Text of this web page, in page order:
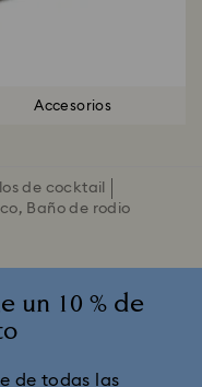
Accesorios
de cocktail
Baño de rodio
un 10 % de
de todas las